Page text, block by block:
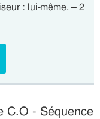
: lui-même. – 2
C.O - Séquence